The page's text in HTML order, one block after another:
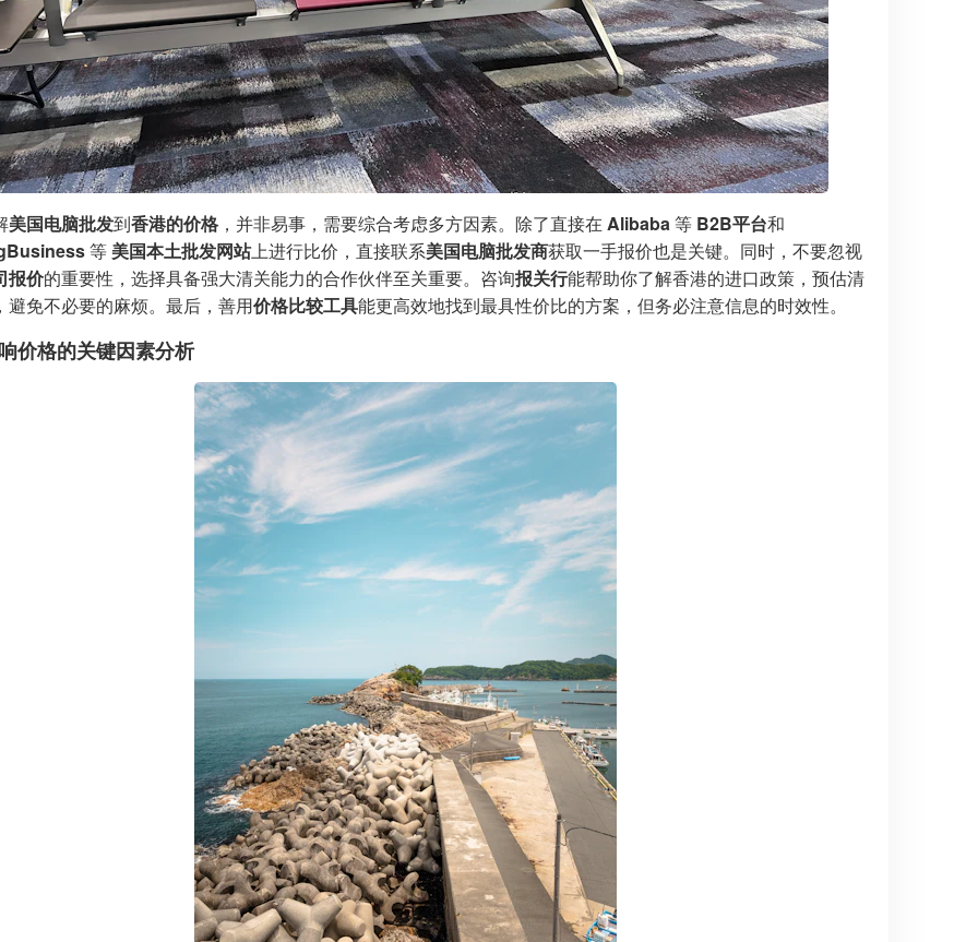
美国电脑批发到香港的价格 ，并非易事，需要综合考虑多方因素。除了直接在 Alibaba等 B2B平台和
等 美国本土批发网站上进行比价，直接联系美国电脑批发商获取一手报价也是关键。同时，不要忽视
报价的重要性，选择具备强大清关能力的合作伙伴至关重要。咨询报关行能帮助你了解香港的进口政策，预估清
避免不必要的麻烦。最后，善用价格比较工具能更高效地找到最具性价比的方案，但务必注意信息的时效性。
价格的关键因素分析